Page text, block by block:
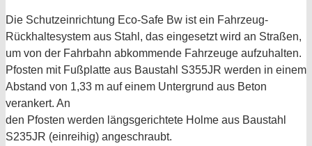
Die Schutzeinrichtung Eco-Safe Bw ist ein Fahrzeug-
Rückhaltesystem aus Stahl, das eingesetzt wird an Straßen,
um von der Fahrbahn abkommende Fahrzeuge aufzuhalten.
Pfosten mit Fußplatte aus Baustahl S355JR werden in einem
Abstand von 1,33 m auf einem Untergrund aus Beton
verankert. An
den Pfosten werden längsgerichtete Holme aus Baustahl
S235JR (einreihig) angeschraubt.